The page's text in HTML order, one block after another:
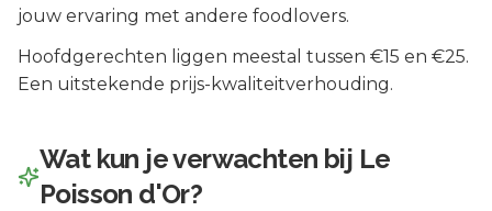
jouw ervaring met andere foodlovers.
Hoofdgerechten liggen meestal tussen €15 en €25.
Een uitstekende prijs-kwaliteitverhouding.
Wat kun je verwachten bij Le
Poisson d'Or?